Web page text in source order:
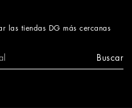
las tiendas DG más cercanas
Buscar